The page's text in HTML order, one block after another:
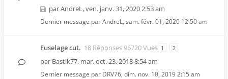
parAndreL,ven. janv. 31, 2020 2:53 am
Dernier message parAndreL, sam. févr. 01, 2020 12:50 am
Fuselage cut. 18 Réponses 96720 Vues 1 2
par Bastik77, mar. oct. 23, 2018 8:54 am
Dernier message par DRV76, dim. nov. 10, 2019 2:15 am